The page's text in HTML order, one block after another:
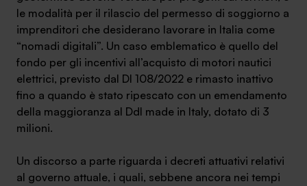
le modalità per il rilascio del permesso di soggiorno a
imprenditori che desiderano lavorare in Italia come
“nomadi digitali”. Un caso emblematico è quello del
fondo per gli incentivi all’acquisto di motori nautici
elettrici, previsto dal Dl 108/2022 e rimasto inattivo
fino a quando è stato ripescato con un emendamento
della maggioranza al Ddl made in Italy, dotato di 3
milioni.
Un discorso a parte riguarda i decreti attuativi relativi
al governo attuale, i quali, sebbene ancora nei tempi